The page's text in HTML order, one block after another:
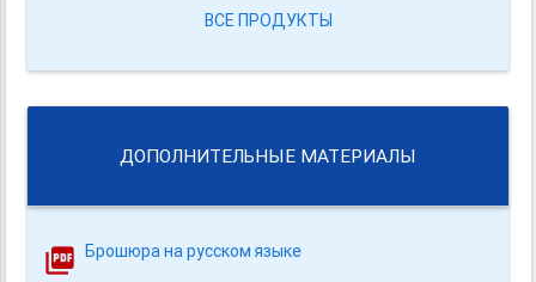
ВСЕ ПРОДУКТЫ
ДОПОЛНИТЕЛЬНЫЕ МАТЕРИАЛЫ
Брошюра на русском языке